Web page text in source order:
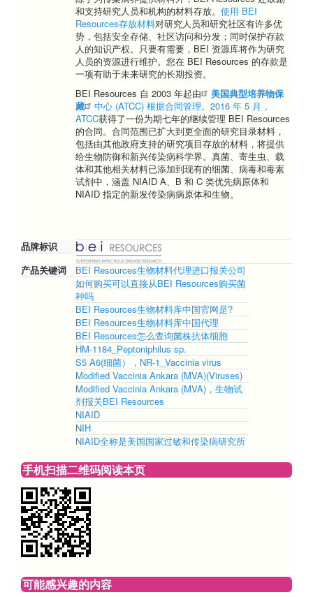
和支持研究人员和机构的材料存放。 使用 BEI
Resources存放材料对研究人员和研究社区有许多优
势，包括安全存储、社区访问和分发；同时保护存款
人的知识产权。只要有需要，BEI 资源库将作为研究
人员的资源进行维护。您在 BEI Resources 的存款是
一项有助于未来研究的长期投资。
BEI Resources 自 2003 年起由
美国典型培养物保
藏
中心 (ATCC) 根据合同管理。2016 年 5 月，
ATCC获得了一份为期七年的继续管理 BEI Resources
的合同。合同范围已扩大到更全面的研究目录材料，
包括由其他政府支持的研究项目存放的材料，将提供
给生物防御和新兴传染病科学界。真菌、寄生虫、载
体和其他相关材料已添加到现有的细菌、病毒和毒素
试剂中，涵盖 NIAID A、B 和 C 类优先病原体和
NIAID 指定的新发传染病病原体和生物。
品牌标识
产品关键词
BEI Resources生物材料代理进口报关公司
如何购买可以直接从BEI Resources购买菌
种吗
BEI Resources生物材料库中国官网是?
BEI Resources生物材料库中国代理
BEI Resources怎么查询菌株抗体细胞
HM-1184_Peptoniphilus sp.
S5 A6(细菌），NR-1_Vaccinia virus
Modified Vaccinia Ankara (MVA)(Viruses)
Modified Vaccinia Ankara (MVA)，生物试
剂报关BEI Resources
NIAID
NIH
NIAID全称是美国国家过敏和传染病研究所
手机扫描二维码阅读本页
可能感兴趣的内容